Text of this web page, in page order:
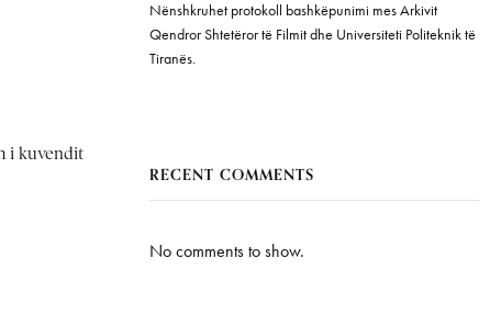
i kuvendit
Nënshkruhet protokoll bashkëpunimi mes Arkivit
Qendror Shtetëror të Filmit dhe Universiteti Politeknik të
Tiranës.
RECENT COMMENTS
No comments to show.